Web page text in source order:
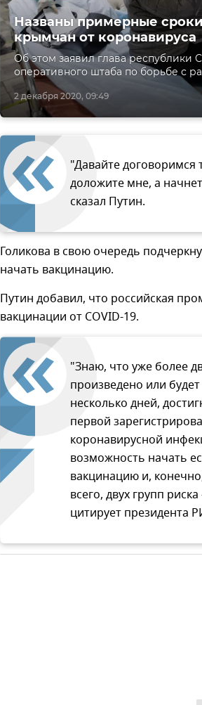
2 декабря 2020, 09:49
Названы примерные
крымчан от коронавируса
Об этом заявил глава республики
оперативного штаба по борьбе с
"Давайте договоримся
доложите мне, а
сказал Путин.
Голикова в свою очередь
начать вакцинацию.
Путин добавил, что российская
вакцинации от COVID-19.
"Знаю, что уже более
произведено или
несколько дней,
первой
коронавирусной
возможность начать
вакцинацию и,
всего, двух групп
цитирует президента